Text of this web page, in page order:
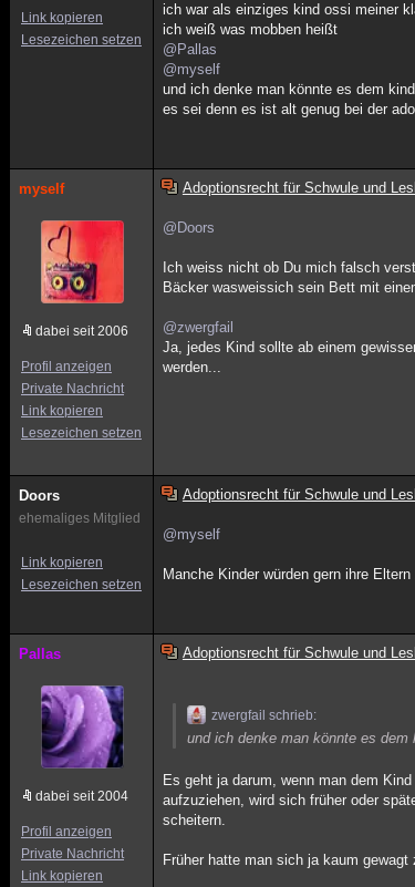
Link kopieren
Lesezeichen setzen
ich war als einziges kind ossi meiner
ich weiß was mobben heißt
@Pallas
@myself
und ich denke man könnte es dem
es sei denn es ist alt genug bei der
myself
dabei seit 2006
Profil anzeigen
Private Nachricht
Link kopieren
Lesezeichen setzen
Adoptionsrecht für Schwule und
@Doors
Ich weiss nicht ob Du mich falsch
Bäcker wasweissich sein Bett mit
@zwergfail
Ja, jedes Kind sollte ab einem
werden...
Doors
ehemaliges Mitglied
Link kopieren
Lesezeichen setzen
Adoptionsrecht für Schwule und
@myself
Manche Kinder würden gern ihre
Pallas
dabei seit 2004
Profil anzeigen
Private Nachricht
Link kopieren
Adoptionsrecht für Schwule und
zwergfail schrieb:
und ich denke man könnte es dem
Es geht ja darum, wenn man dem
aufzuziehen, wird sich früher oder
scheitern.
Früher hatte man sich ja kaum